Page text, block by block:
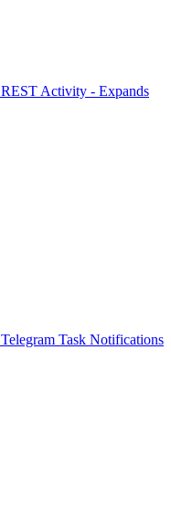
REST Activity - Expands
Telegram Task Notifications